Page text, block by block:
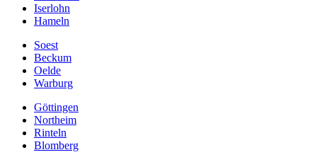
Iserlohn
Hameln
Soest
Beckum
Oelde
Warburg
Göttingen
Northeim
Rinteln
Blomberg